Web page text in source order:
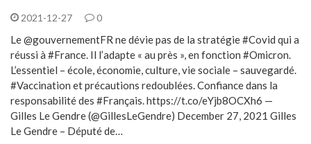
2021-12-27 0
Le @gouvernementFR ne dévie pas de la stratégie #Covid qui a
réussi à #France. Il l’adapte « au près », en fonction #Omicron.
L’essentiel – école, économie, culture, vie sociale – sauvegardé.
#Vaccination et précautions redoublées. Confiance dans la
responsabilité des #Français. https://t.co/eYjb8OCXh6 —
Gilles Le Gendre (@GillesLeGendre) December 27, 2021 Gilles
Le Gendre – Député de…